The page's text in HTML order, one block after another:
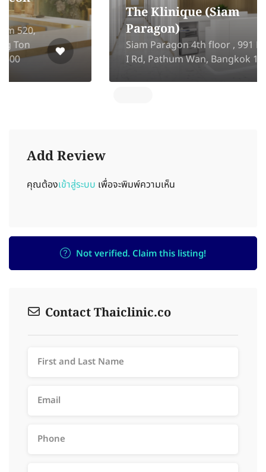
The Klinique (Siam
Paragon)
Siam Paragon 4th floor , 991 Rama
I Rd, Pathum Wan, Bangkok 10330
Add Review
คุณต้องเข้าสู่ระบบ เพื่อจะพิมพ์ความเห็น
Not verified. Claim this listing!
Contact Thaiclinic.co